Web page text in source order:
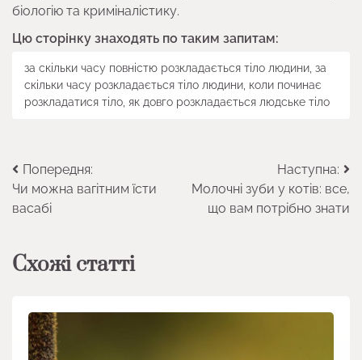
біологію та криміналістику.
Цю сторінку знаходять по таким запитам:
за скільки часу повністю розкладається тіло людини, за
скільки часу розкладається тіло людини, коли починає
розкладатися тіло, як довго розкладається людське тіло
Навігація
записів
Попередня:
Чи можна вагітним їсти
васабі
Наступна:
Молочні зуби у котів: все,
що вам потрібно знати
Схожі статті